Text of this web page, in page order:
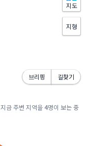
지도
지형
브리핑 길찾기
지금 주변 지역을4명이 보는 중